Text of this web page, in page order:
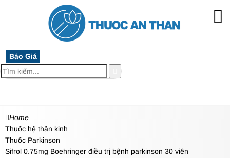
Báo Giá
Home
Thuốc hệ thần kinh
Thuốc Parkinson
Sifrol 0.75mg Boehringer điều trị bệnh parkinson 30 viên